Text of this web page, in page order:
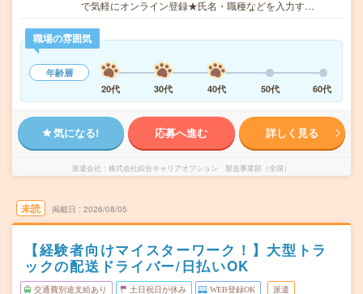
で気軽にオンライン登録★氏名・職種などを入力す…
職場の雰囲気
年齢層
20代
30代 40代 50代 60代
気になる! 応募へ進む 詳しく見る
派遣会社 株式会社綜合キャリアオプション 製造事業部（全国）
未読 掲載日 2026/08/05
【経験者向けマイスターワーク！】大型トラ
ックの配送ドライバー/日払いOK
交通費別途支給あり 土日祝日が休み WEB登録OK 派遣